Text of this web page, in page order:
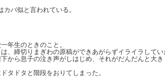
カバ似と言われている。
年生のときのこと。
、締切りまぎわの原稿ができあがらずイライラしてい
から息子の泣き声がしはじめ、それがだんだんと大
タドタと階段をおりてしまった。